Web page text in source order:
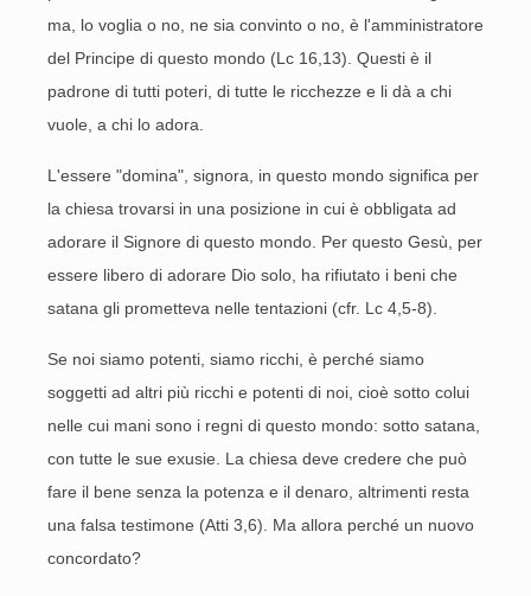
ma, lo voglia o no, ne sia convinto o no, è l'amministratore
del Principe di questo mondo (Lc 16,13). Questi è il
padrone di tutti poteri, di tutte le ricchezze e li dà a chi
vuole, a chi lo adora.
L'essere "domina", signora, in questo mondo significa per
la chiesa trovarsi in una posizione in cui è obbligata ad
adorare il Signore di questo mondo. Per questo Gesù, per
essere libero di adorare Dio solo, ha rifiutato i beni che
satana gli prometteva nelle tentazioni (cfr. Lc 4,5-8).
Se noi siamo potenti, siamo ricchi, è perché siamo
soggetti ad altri più ricchi e potenti di noi, cioè sotto colui
nelle cui mani sono i regni di questo mondo: sotto satana,
con tutte le sue exusie. La chiesa deve credere che può
fare il bene senza la potenza e il denaro, altrimenti resta
una falsa testimone (Atti 3,6). Ma allora perché un nuovo
concordato?